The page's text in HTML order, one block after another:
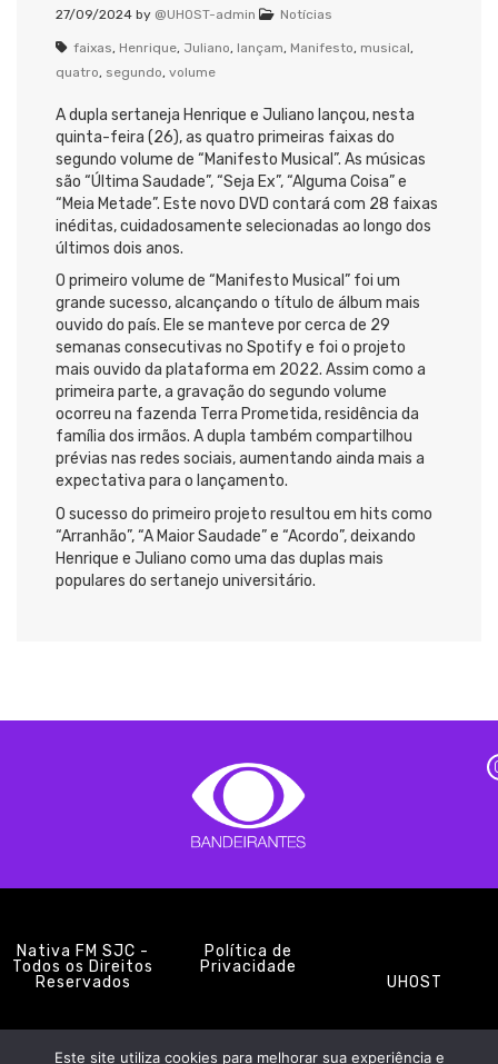
27/09/2024 by @UHOST-admin Notícias
faixas, Henrique, Juliano, lançam, Manifesto, musical,
quatro, segundo, volume
A dupla sertaneja Henrique e Juliano lançou, nesta
quinta-feira (26), as quatro primeiras faixas do
segundo volume de “Manifesto Musical”. As músicas
são “Última Saudade”, “Seja Ex”, “Alguma Coisa” e
“Meia Metade”. Este novo DVD contará com 28 faixas
inéditas, cuidadosamente selecionadas ao longo dos
últimos dois anos.
O primeiro volume de “Manifesto Musical” foi um
grande sucesso, alcançando o título de álbum mais
ouvido do país. Ele se manteve por cerca de 29
semanas consecutivas no Spotify e foi o projeto
mais ouvido da plataforma em 2022. Assim como a
primeira parte, a gravação do segundo volume
ocorreu na fazenda Terra Prometida, residência da
família dos irmãos. A dupla também compartilhou
prévias nas redes sociais, aumentando ainda mais a
expectativa para o lançamento.
O sucesso do primeiro projeto resultou em hits como
“Arranhão”, “A Maior Saudade” e “Acordo”, deixando
Henrique e Juliano como uma das duplas mais
populares do sertanejo universitário.
Nativa FM SJC -
Todos os Direitos
Reservados
Política de
Privacidade
UHOST
Este site utiliza cookies para melhorar sua experiência e